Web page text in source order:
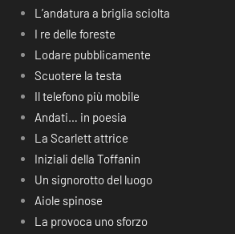
L’andatura a briglia sciolta
I re delle foreste
Lodare pubblicamente
Scuotere la testa
Il telefono più mobile
Andati… in poesia
La Scarlett attrice
Iniziali della Toffanin
Un signorotto del luogo
Aiole spinose
La provoca uno sforzo